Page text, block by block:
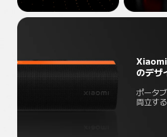
Xiaomi
のデザ
ポータ
両立す